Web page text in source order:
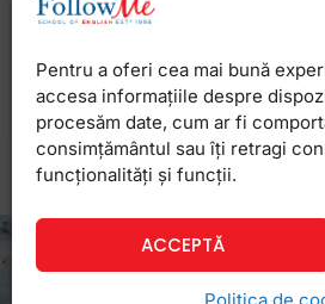
Pentru a oferi cea mai bună
accesa informațiile despre
procesăm date, cum ar fi
consimțământul sau îți retragi
funcționalități și funcții.
ACCEPTĂ
și produc confuzie chiar și
17 ianuarie 2025 Niciun comentariu